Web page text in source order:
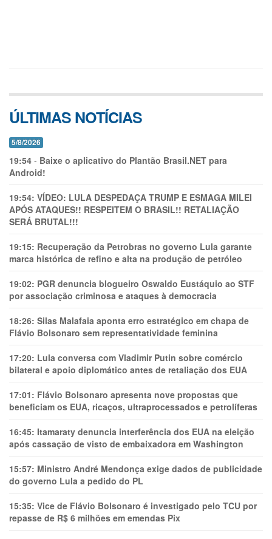
ÚLTIMAS NOTÍCIAS
5/8/2026
19:54 - Baixe o aplicativo do Plantão Brasil.NET para
Android!
19:54: VÍDEO: LULA DESPEDAÇA TRUMP E ESMAGA MILEI
APÓS ATAQUES!! RESPEITEM O BRASIL!! RETALIAÇÃO
SERÁ BRUTAL!!!
19:15: Recuperação da Petrobras no governo Lula garante
marca histórica de refino e alta na produção de petróleo
19:02: PGR denuncia blogueiro Oswaldo Eustáquio ao STF
por associação criminosa e ataques à democracia
18:26: Silas Malafaia aponta erro estratégico em chapa de
Flávio Bolsonaro sem representatividade feminina
17:20: Lula conversa com Vladimir Putin sobre comércio
bilateral e apoio diplomático antes de retaliação dos EUA
17:01: Flávio Bolsonaro apresenta nove propostas que
beneficiam os EUA, ricaços, ultraprocessados e petrolíferas
16:45: Itamaraty denuncia interferência dos EUA na eleição
após cassação de visto de embaixadora em Washington
15:57: Ministro André Mendonça exige dados de publicidade
do governo Lula a pedido do PL
15:35: Vice de Flávio Bolsonaro é investigado pelo TCU por
repasse de R$ 6 milhões em emendas Pix